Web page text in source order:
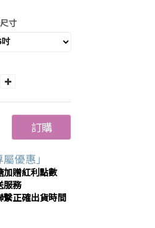
寸
訂購
優惠」
加贈紅利點數
服務
繫正確出貨時間